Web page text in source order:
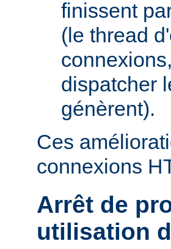
finissent
(le thread
dispatcher
génèrent).
Ces
connexions
Arrêt de
utilisation